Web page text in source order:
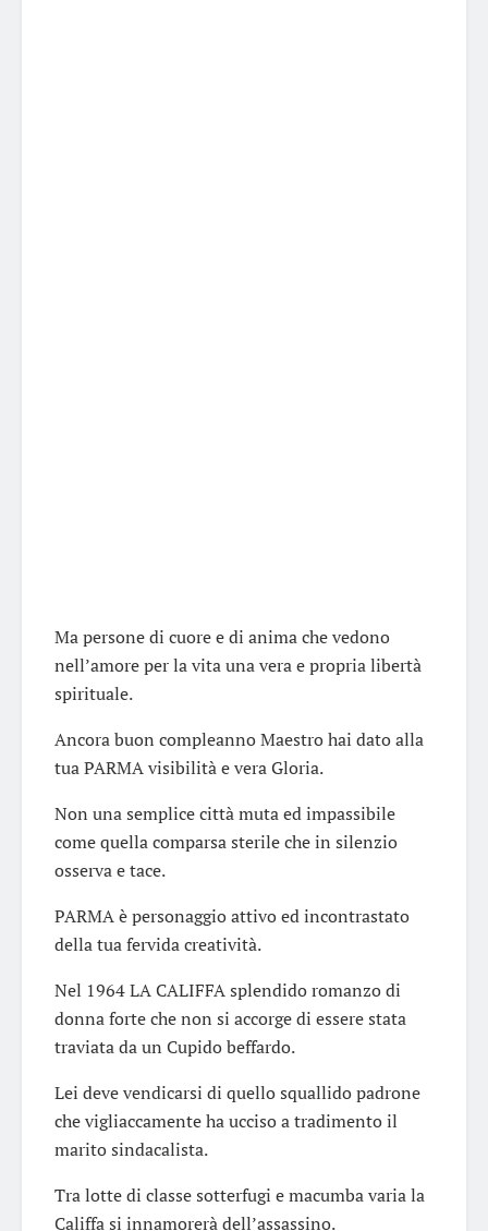
Ma persone di cuore e di anima che vedono
nell’amore per la vita una vera e propria libertà
spirituale.
Ancora buon compleanno Maestro hai dato alla
tua PARMA visibilità e vera Gloria.
Non una semplice città muta ed impassibile
come quella comparsa sterile che in silenzio
osserva e tace.
PARMA è personaggio attivo ed incontrastato
della tua fervida creatività.
Nel 1964 LA CALIFFA splendido romanzo di
donna forte che non si accorge di essere stata
traviata da un Cupido beffardo.
Lei deve vendicarsi di quello squallido padrone
che vigliaccamente ha ucciso a tradimento il
marito sindacalista.
Tra lotte di classe sotterfugi e macumba varia la
Califfa si innamorerà dell’assassino.